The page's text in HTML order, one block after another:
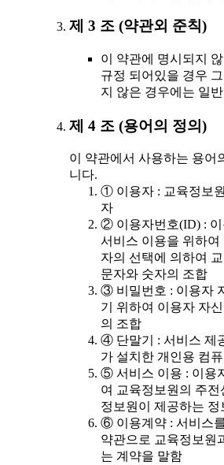
제 3 조 (약관외 준칙)
이 약관에 명시되지
규정 되어있을 경우
지 않은 경우에는 일
제 4 조 (용어의 정의)
이 약관에서 사용하는 용어
니다.
① 이용자 : 교육정보
자
② 이용자번호(ID) : 이
서비스 이용을 위하
자의 선택에 의하여
문자와 숫자의 조합
③ 비밀번호 : 이용자
기 위하여 이용자 자
의 조합
④ 단말기 : 서비스 제
가 설치한 개인용 컴
⑤ 서비스 이용 : 이용
여 교육정보원의 주
정보원이 제공하는 정
⑥ 이용계약 : 서비스
약관으로 교육정보원
는 계약을 말함